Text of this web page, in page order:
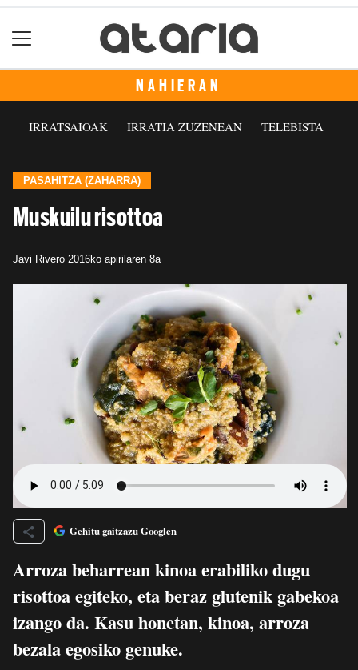
NAHIERAN
IRRATSAIOAK IRRATIA ZUZENEAN TELEBISTA
PASAHITZA (ZAHARRA)
Muskuilu risottoa
Javi Rivero 2016ko apirilaren 8a
Gehitu gaitzazu Googlen
Arroza beharrean kinoa erabiliko dugu
risottoa egiteko, eta beraz glutenik gabekoa
izango da. Kasu honetan, kinoa, arroza
bezala egosiko genuke.